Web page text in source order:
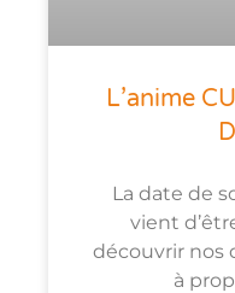
L’anime
La date de
vient
découvrir nos
à